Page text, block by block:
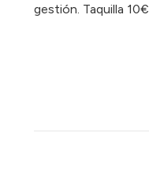
gestión. Taquilla 10€